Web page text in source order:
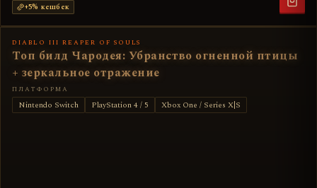
+5% кешбек
DIABLO III REAPER OF SOULS
Топ билд Чародея: Убранство огненной птицы
+ зеркальное отражение
ПЛАТФОРМА
Nintendo Switch PlayStation 4 / 5 Xbox One / Series X|S